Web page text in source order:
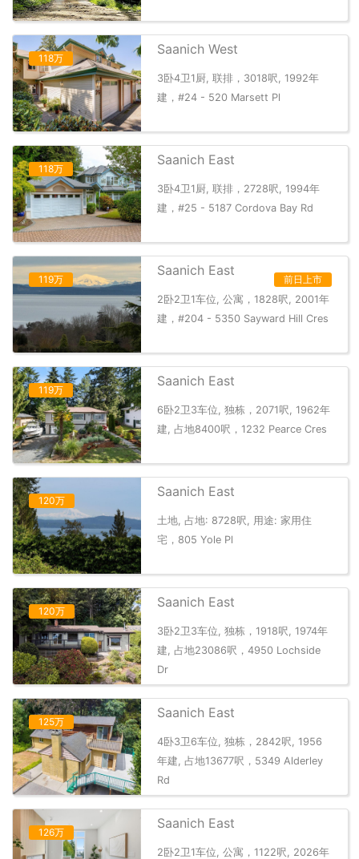
118万
Saanich West
3卧4卫1厨, 联排，3018呎, 1992年
建，#24 - 520 Marsett Pl
118万
Saanich East
3卧4卫1厨, 联排，2728呎, 1994年
建，#25 - 5187 Cordova Bay Rd
119万 前日上市
Saanich East
2卧2卫1车位, 公寓，1828呎, 2001年
建，#204 - 5350 Sayward Hill Cres
119万
Saanich East
6卧2卫3车位, 独栋，2071呎, 1962年
建, 占地8400呎，1232 Pearce Cres
120万
Saanich East
土地, 占地: 8728呎, 用途: 家用住
宅，805 Yole Pl
120万
Saanich East
3卧2卫3车位, 独栋，1918呎, 1974年
建, 占地23086呎，4950 Lochside
Dr
125万
Saanich East
4卧3卫6车位, 独栋，2842呎, 1956
年建, 占地13677呎，5349 Alderley
Rd
126万
Saanich East
2卧2卫1车位, 公寓，1122呎, 2026年